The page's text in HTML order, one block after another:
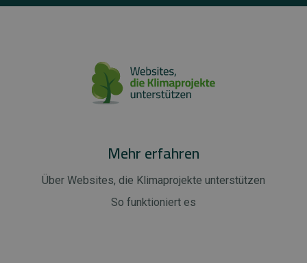
Mehr erfahren
Über Websites, die Klimaprojekte unterstützen
So funktioniert es